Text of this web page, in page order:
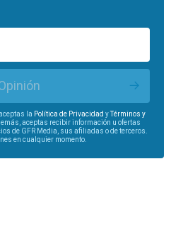
la Política de Privacidad yTérminos y
aceptas recibir información u ofertas
de GFR Media, sus afiliadas o de terceros.
en cualquier momento.